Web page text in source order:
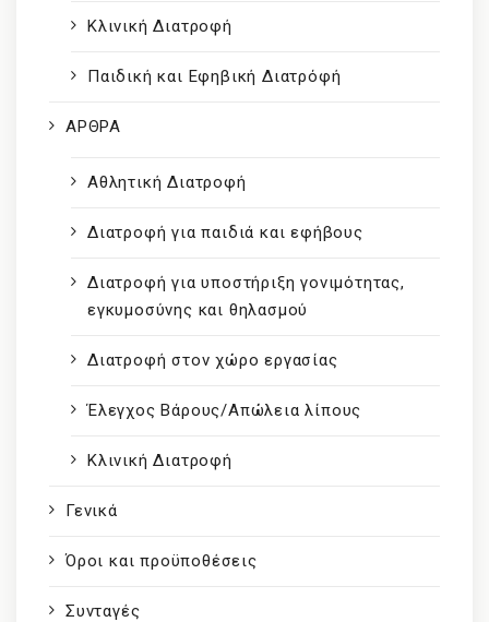
Κλινική Διατροφή
Παιδική και Εφηβική Διατρόφή
ΑΡΘΡΑ
Αθλητική Διατροφή
Διατροφή για παιδιά και εφήβους
Διατροφή για υποστήριξη γονιμότητας,
εγκυμοσύνης και θηλασμού
Διατροφή στον χώρο εργασίας
Έλεγχος Βάρους/Απώλεια λίπους
Κλινική Διατροφή
Γενικά
Όροι και προϋποθέσεις
Συνταγές